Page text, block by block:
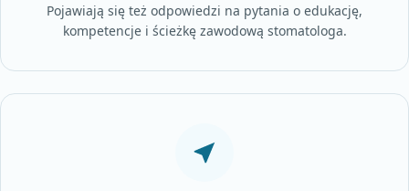
Pojawiają się też odpowiedzi na pytania o edukację,
kompetencje i ścieżkę zawodową stomatologa.